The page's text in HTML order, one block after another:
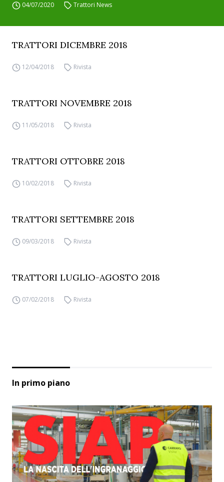
04/07/2020 Trattori News
TRATTORI DICEMBRE 2018
12/04/2018 Rivista
TRATTORI NOVEMBRE 2018
11/05/2018 Rivista
TRATTORI OTTOBRE 2018
10/02/2018 Rivista
TRATTORI SETTEMBRE 2018
09/03/2018 Rivista
TRATTORI LUGLIO-AGOSTO 2018
07/02/2018 Rivista
In primo piano